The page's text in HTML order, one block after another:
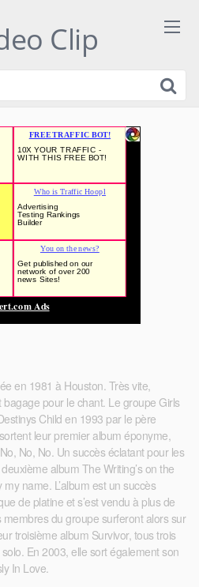
Clip
en 1981 à Houston. Très vite,
pour le chant. Le groupe Girls
Child en 1993 par le père
leur premier album éponyme,
No, No. Un succès éclatant pour les
album The Writing’s on the
name. L’album est un succès
de platine et s’est vendu à plus de
membres du groupe surferont alors sur
troisième album Survivor, tous trois
En 2003, elle sort également son
In Love.